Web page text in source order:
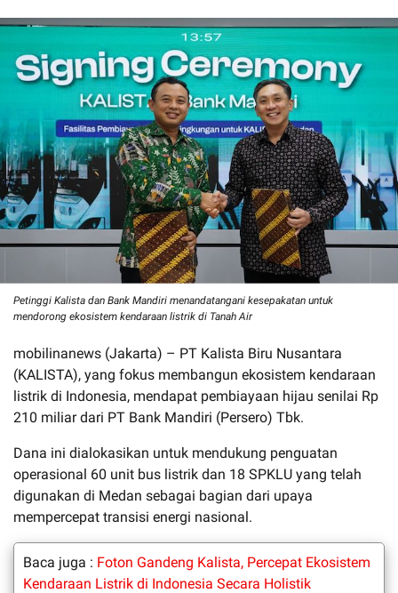
Petinggi Kalista dan Bank Mandiri menandatangani kesepakatan untuk
mendorong ekosistem kendaraan listrik di Tanah Air
mobilinanews (Jakarta) – PT Kalista Biru Nusantara
(KALISTA), yang fokus membangun ekosistem kendaraan
listrik di Indonesia, mendapat pembiayaan hijau senilai Rp
210 miliar dari PT Bank Mandiri (Persero) Tbk.
Dana ini dialokasikan untuk mendukung penguatan
operasional 60 unit bus listrik dan 18 SPKLU yang telah
digunakan di Medan sebagai bagian dari upaya
mempercepat transisi energi nasional.
Baca juga : Foton Gandeng Kalista, Percepat Ekosistem
Kendaraan Listrik di Indonesia Secara Holistik